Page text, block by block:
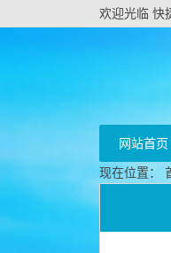
欢迎光临 快
网站首页
现在位置：